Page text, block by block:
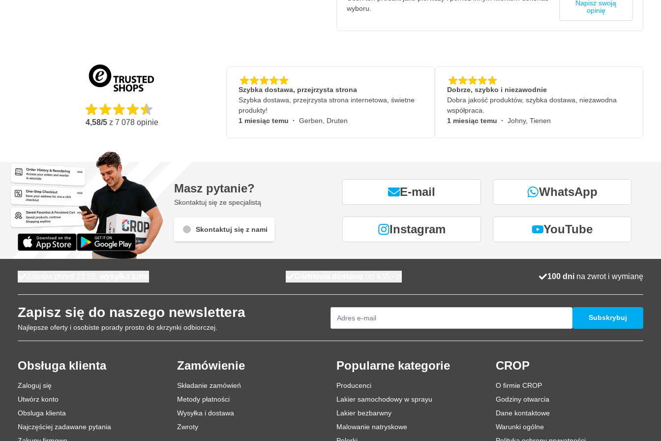
wyboru.
Napisz swoją
opinię
4,58/5 z 7 078 opinie
Szybka dostawa, przejrzysta strona
Szybka dostawa, przejrzysta strona internetowa, świetne
produkty!
1 miesiąc temu · Gerben, Druten
Dobrze, szybko i niezawodnie
Dobra jakość produktów, szybka dostawa, niezawodna
współpraca.
1 miesiąc temu · Johny, Tienen
Masz pytanie?
Skontaktuj się ze specjalistą
Skontaktuj się z nami
E-mail WhatsApp
Instagram YouTube
100 dni na zwrot i wymianę
Zapisz się do naszego newslettera
Najlepsze oferty i osobiste porady prosto do skrzynki odbiorczej.
Subskrybuj
Obsługa klienta
Zaloguj się
Utwórz konto
Obsluga klienta
Najczęściej zadawane pytania
Zamówienie
Składanie zamówień
Metody płatności
Wysyłka i dostawa
Zwroty
Popularne kategorie
Producenci
Lakier samochodowy w sprayu
Lakier bezbarwny
Malowanie natryskowe
CROP
O firmie CROP
Godziny otwarcia
Dane kontaktowe
Warunki ogólne